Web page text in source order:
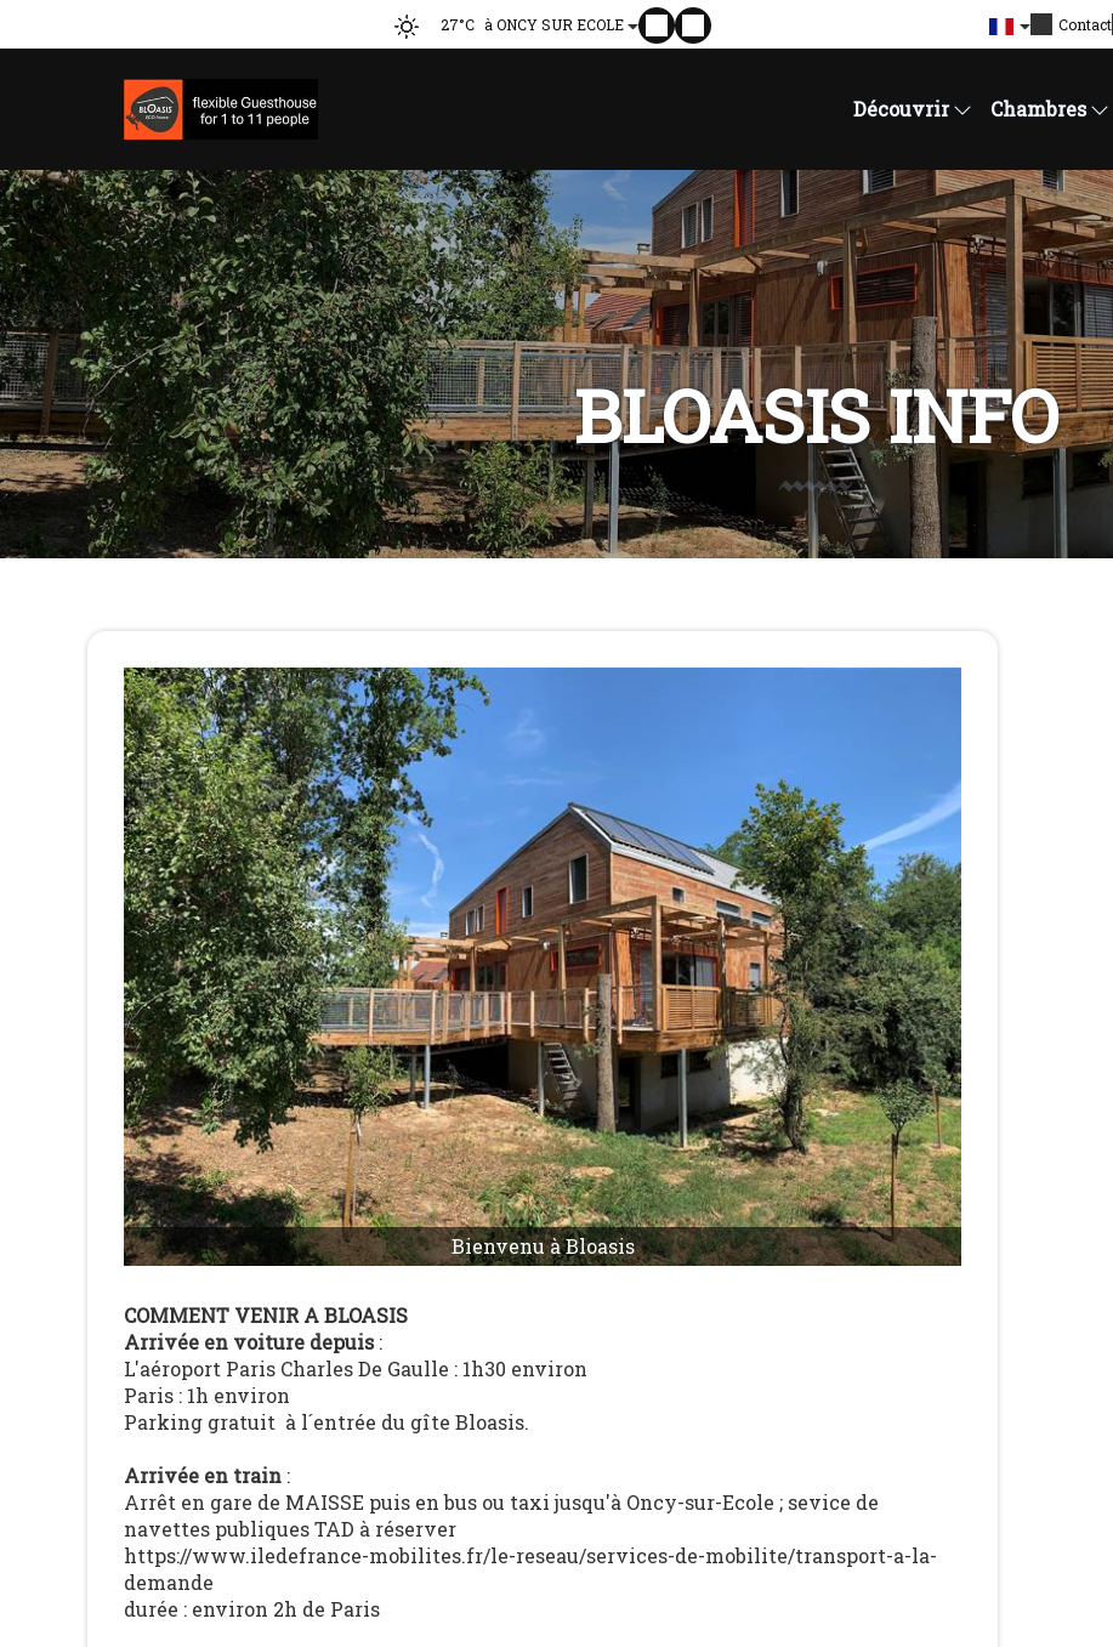
27°C à ONCY SUR ECOLE Contact
Découvrir Chambres
BLOASIS INFO
Bienvenu à Bloasis
COMMENT VENIR A BLOASIS
Arrivée en voiture depuis:
L'aéroport Paris Charles De Gaulle : 1h30 environ
Paris : 1h environ
Parking gratuit à l´entrée du gîte Bloasis.
Arrivée en train :
Arrêt en gare de MAISSE puis en bus ou taxi jusqu'à Oncy-sur-Ecole ; sevice de
navettes publiques TAD à réserver
https://www.iledefrance-mobilites.fr/le-reseau/services-de-mobilite/transport-a-la-
demande
durée : environ 2h de Paris